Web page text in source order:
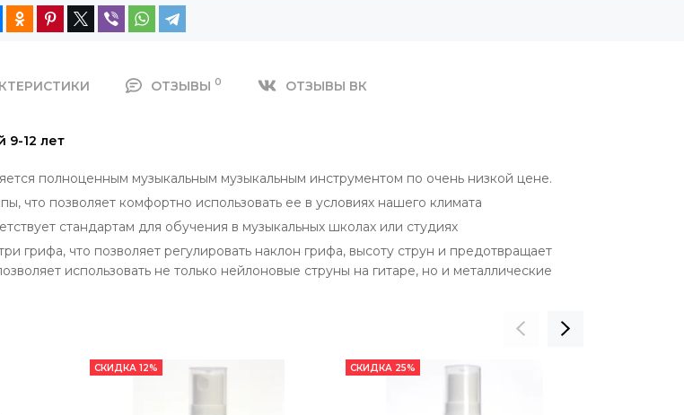
ОТЗЫВЫ 0 ОТЗЫВЫ ВК
9-12 лет
полноценным музыкальным музыкальным инструментом по очень низкой цене.
что позволяет комфортно использовать ее в условиях нашего климата
стандартам для обучения в музыкальных школах или студиях
что позволяет регулировать наклон грифа, высоту струн и предотвращает
использовать не только нейлоновые струны на гитаре, но и металлические
СКИДКА 12% СКИДКА 25%